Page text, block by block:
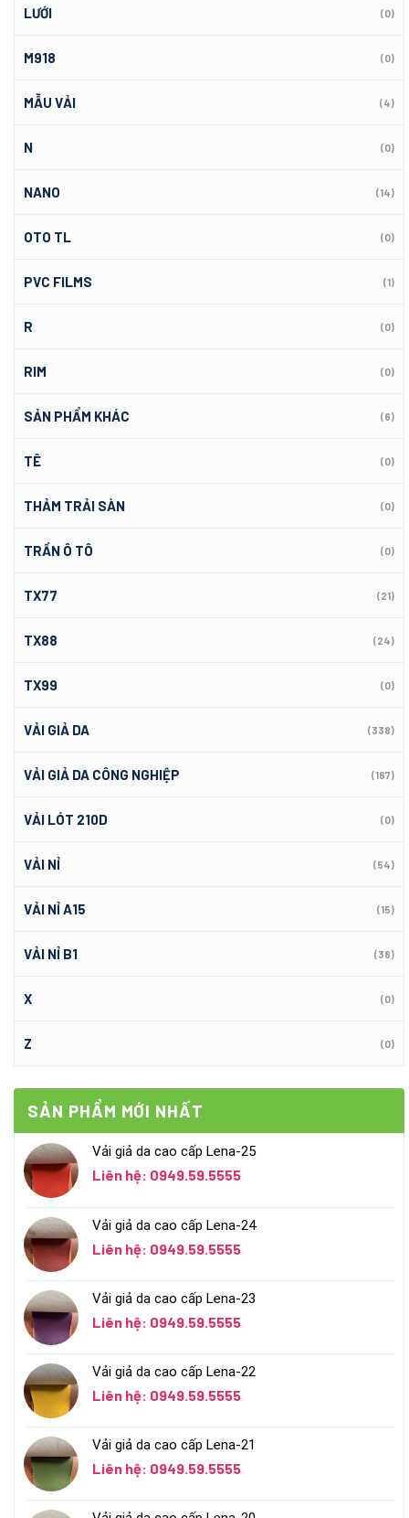
LƯỚI (0)
M918 (0)
MẪU VẢI (4)
N (0)
NANO (14)
OTO TL (0)
PVC FILMS (1)
R (0)
RIM (0)
SẢN PHẨM KHÁC (6)
TÊ (0)
THẢM TRẢI SÀN (0)
TRẦN Ô TÔ (0)
TX77 (21)
TX88 (24)
TX99 (0)
VẢI GIẢ DA (338)
VẢI GIẢ DA CÔNG NGHIỆP (167)
VẢI LÓT 210D (0)
VẢI NỈ (54)
VẢI NỈ A15 (15)
VẢI NỈ B1 (38)
X (0)
Z (0)
SẢN PHẨM MỚI NHẤT
Vải giả da cao cấp Lena-25
Liên hệ: 0949.59.5555
Vải giả da cao cấp Lena-24
Liên hệ: 0949.59.5555
Vải giả da cao cấp Lena-23
Liên hệ: 0949.59.5555
Vải giả da cao cấp Lena-22
Liên hệ: 0949.59.5555
Vải giả da cao cấp Lena-21
Liên hệ: 0949.59.5555